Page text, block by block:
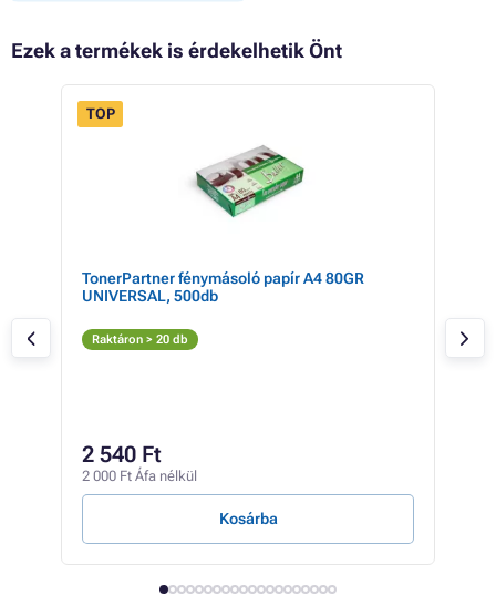
Ezek a termékek is érdekelhetik Önt
TOP
TonerPartner fénymásoló papír A4 80GR
UNIVERSAL, 500db
Raktáron > 20 db
2 540 Ft
2 000 Ft Áfa nélkül
Kosárba